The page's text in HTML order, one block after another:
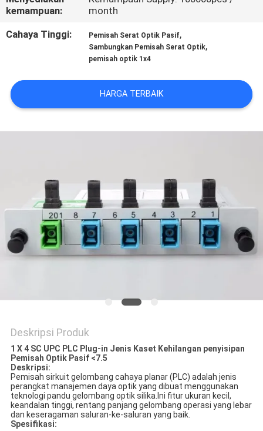
KASUS
SITEMAP
KEBIJAKAN
PRIVASI
kemampuan:
month
Cahaya Tinggi:
Pemisah Serat Optik Pasif,
Sambungkan Pemisah Serat Optik,
pemisah optik 1x4
HARGA TERBAIK
Deskripsi Produk
1 X 4 SC UPC PLC Plug-in Jenis Kaset Kehilangan penyisipan
Pemisah Optik Pasif <7.5
Deskripsi:
Pemisah sirkuit gelombang cahaya planar (PLC) adalah jenis
perangkat manajemen daya optik yang dibuat menggunakan
teknologi pandu gelombang optik silika.Ini fitur ukuran kecil,
keandalan tinggi, rentang panjang gelombang operasi yang lebar
dan keseragaman saluran-ke-saluran yang baik.
Spesifikasi: